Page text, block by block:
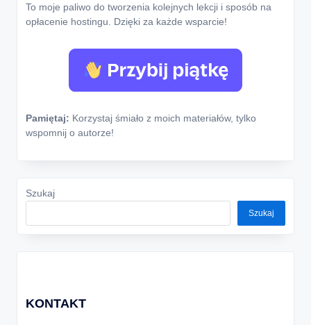
To moje paliwo do tworzenia kolejnych lekcji i sposób na
opłacenie hostingu. Dzięki za każde wsparcie!
Pamiętaj: Korzystaj śmiało z moich materiałów, tylko
wspomnij o autorze!
Szukaj
Szukaj
KONTAKT